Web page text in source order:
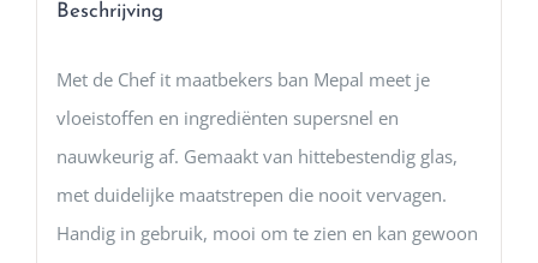
Beschrijving
Met de Chef it maatbekers ban Mepal meet je
vloeistoffen en ingrediënten supersnel en
nauwkeurig af. Gemaakt van hittebestendig glas,
met duidelijke maatstrepen die nooit vervagen.
Handig in gebruik, mooi om te zien en kan gewoon